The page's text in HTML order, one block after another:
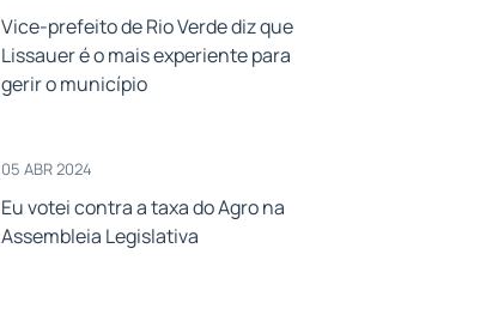
Vice-prefeito de Rio Verde diz que
Lissauer é o mais experiente para
gerir o município
05 ABR 2024
Eu votei contra a taxa do Agro na
Assembleia Legislativa